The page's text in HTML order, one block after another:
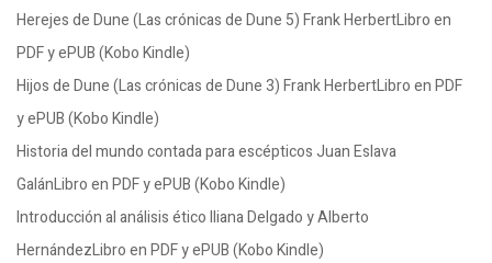
Herejes de Dune (Las crónicas de Dune 5) Frank HerbertLibro en
PDF y ePUB (Kobo Kindle)
Hijos de Dune (Las crónicas de Dune 3) Frank HerbertLibro en PDF
y ePUB (Kobo Kindle)
Historia del mundo contada para escépticos Juan Eslava
GalánLibro en PDF y ePUB (Kobo Kindle)
Introducción al análisis ético Iliana Delgado y Alberto
HernándezLibro en PDF y ePUB (Kobo Kindle)